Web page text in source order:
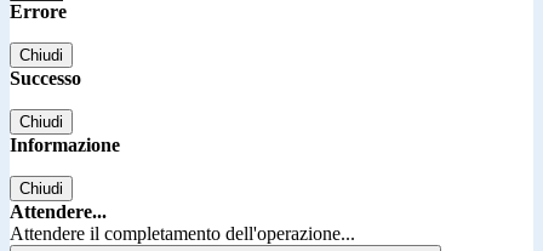
Errore
Chiudi
Successo
Chiudi
Informazione
Chiudi
Attendere...
Attendere il completamento dell'operazione...